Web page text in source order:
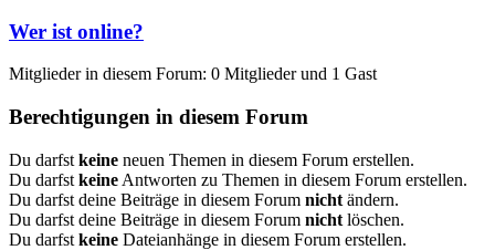
Wer ist online?
Mitglieder in diesem Forum: 0 Mitglieder und 1 Gast
Berechtigungen in diesem Forum
Du darfst keine neuen Themen in diesem Forum erstellen.
Du darfst keine Antworten zu Themen in diesem Forum erstellen.
Du darfst deine Beiträge in diesem Forum nicht ändern.
Du darfst deine Beiträge in diesem Forum nicht löschen.
Du darfst keine Dateianhänge in diesem Forum erstellen.